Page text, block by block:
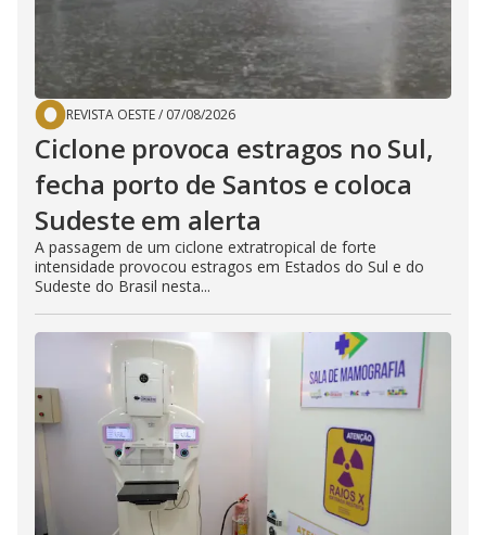
REVISTA OESTE/ 07/08/2026
Ciclone provoca estragos no Sul,
fecha porto de Santos e coloca
Sudeste em alerta
A passagem de um ciclone extratropical de forte
intensidade provocou estragos em Estados do Sul e do
Sudeste do Brasil nesta...